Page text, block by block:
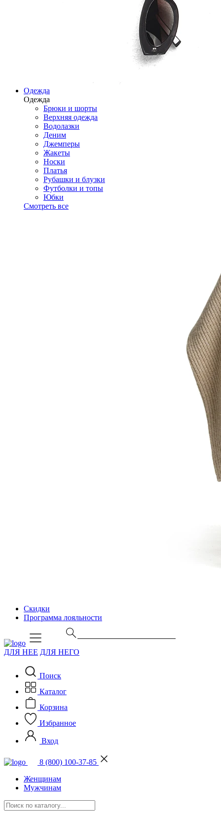
Одежда
Одежда
Брюки и шорты
Верхняя одежда
Водолазки
Деним
Джемперы
Жакеты
Носки
Платья
Рубашки и блузки
Футболки и топы
Юбки
Смотреть все
Скидки
Программа лояльности
ДЛЯ НЕЕ ДЛЯ НЕГО
Поиск
Каталог
Корзина
Избранное
Вход
8 (800) 100-37-85
Женщинам
Мужчинам